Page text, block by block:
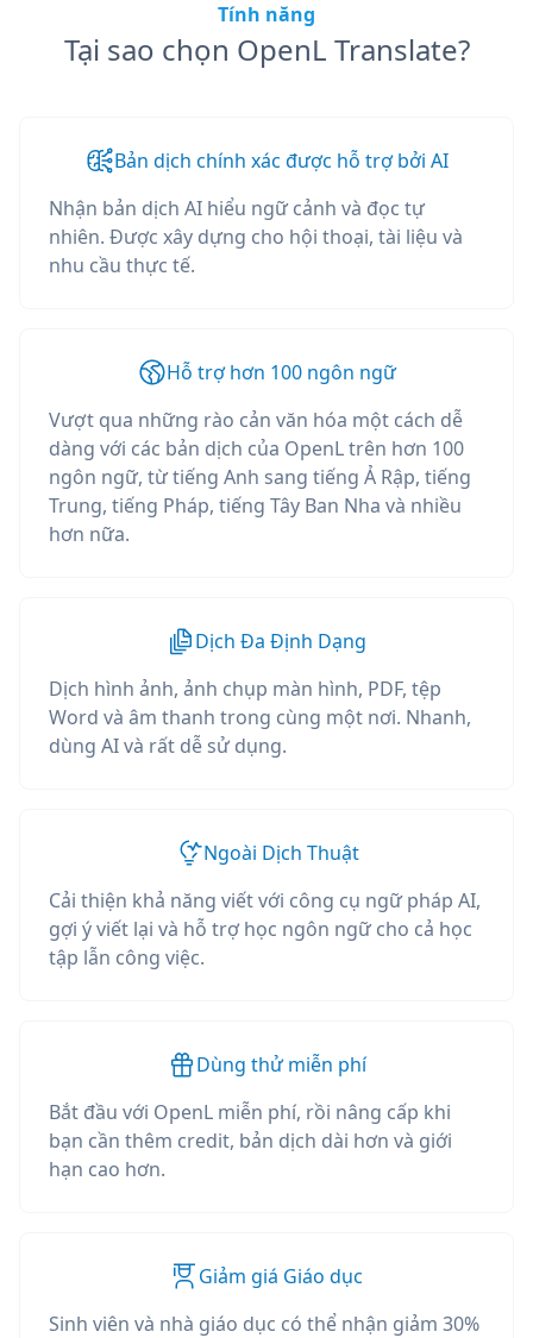
Tính năng
Tại sao chọn OpenL Translate?
Bản dịch chính xác được hỗ trợ bởi AI
Nhận bản dịch AI hiểu ngữ cảnh và đọc tự
nhiên. Được xây dựng cho hội thoại, tài liệu và
nhu cầu thực tế.
Hỗ trợ hơn 100 ngôn ngữ
Vượt qua những rào cản văn hóa một cách dễ
dàng với các bản dịch của OpenL trên hơn 100
ngôn ngữ, từ tiếng Anh sang tiếng Ả Rập, tiếng
Trung, tiếng Pháp, tiếng Tây Ban Nha và nhiều
hơn nữa.
Dịch Đa Định Dạng
Dịch hình ảnh, ảnh chụp màn hình, PDF, tệp
Word và âm thanh trong cùng một nơi. Nhanh,
dùng AI và rất dễ sử dụng.
Ngoài Dịch Thuật
Cải thiện khả năng viết với công cụ ngữ pháp AI,
gợi ý viết lại và hỗ trợ học ngôn ngữ cho cả học
tập lẫn công việc.
Dùng thử miễn phí
Bắt đầu với OpenL miễn phí, rồi nâng cấp khi
bạn cần thêm credit, bản dịch dài hơn và giới
hạn cao hơn.
Giảm giá Giáo dục
Sinh viên và nhà giáo dục có thể nhận giảm 30%